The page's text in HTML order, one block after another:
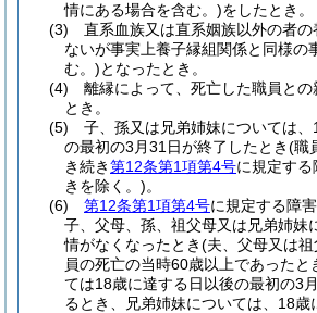
情にある場合を含む。)をしたとき。
(3)
直系血族又は直系姻族以外の者の
ないが事実上養子縁組関係と同様の
む。)となったとき。
(4)
離縁によって、死亡した職員と
とき。
(5)
子、孫又は兄弟姉妹については
の最初の3月31日が終了したとき(職
き続き第12条第1項第4号に規定する
きを除く。)。
(6)
第12条第1項第4号に規定する障
子、父母、孫、祖父母又は兄弟姉妹
情がなくなったとき(夫、父母又は
員の死亡の当時60歳以上であったと
ては18歳に達する日以後の最初の3
るとき、兄弟姉妹については、18歳